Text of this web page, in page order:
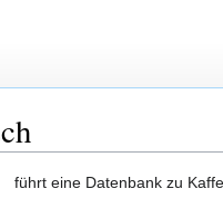
führt eine Datenbank zu